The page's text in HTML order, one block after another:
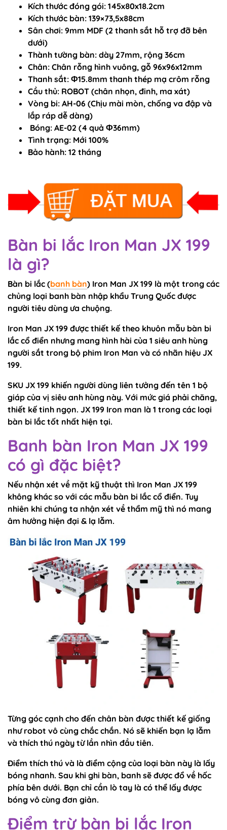
Kích thước đóng gói: 145x80x18.2cm
Kích thước bàn: 139×73,5x88cm
Sân chơi: 9mm MDF (2 thanh sắt hỗ trợ đỡ bên
dưới)
Thành tường bàn: dày 27mm, rộng 36cm
Chân: Chân rỗng hình vuông, gỗ 96x96x12mm
Thanh sắt: Ф15.8mm thanh thép mạ crôm rỗng
Cầu thủ: ROBOT (chân nhọn, đinh, ma xát)
Vòng bi: AH-06 (Chịu mài mòn, chống va đập và
lắp ráp dễ dàng)
Bóng: AE-02 (4 quả Ф36mm)
Tình trạng: Mới 100%
Bảo hành: 12 tháng
Bàn bi lắc Iron Man JX 199
là gì?
Bàn bi lắc (banh bàn) Iron Man JX 199 là một trong các
chủng loại banh bàn nhập khẩu Trung Quốc được
người tiêu dùng ưa chuộng.
Iron Man JX 199 được thiết kế theo khuôn mẫu bàn bi
lắc cổ điển nhưng mang hình hài của 1 siêu anh hùng
người sắt trong bộ phim Iron Man và có nhãn hiệu JX
199.
SKU JX 199 khiến người dùng liên tưởng đến tên 1 bộ
giáp của vị siêu anh hùng này. Với mức giá phải chăng,
thiết kế tinh ngọn. JX 199 Iron man là 1 trong các loại
bàn bi lắc tốt nhất hiện tại.
Banh bàn Iron Man JX 199
có gì đặc biệt?
Nếu nhận xét về mặt kỹ thuật thì Iron Man JX 199
không khác so với các mẫu bàn bi lắc cổ điển. Tuy
nhiên khi chúng ta nhận xét về thẩm mỹ thì nó mang
âm hưởng hiện đại & lạ lẫm.
Từng góc cạnh cho đến chân bàn được thiết kế giống
như robot vô cùng chắc chắn. Nó sẽ khiến bạn lạ lẫm
và thích thú ngày từ lần nhìn đầu tiên.
Điểm thích thú và là điểm cộng của loại bàn này là lấy
bóng nhanh. Sau khi ghi bàn, banh sẽ được đổ về hốc
phía bên dưới. Bạn chỉ cần lò tay là có thể lấy được
bóng vô cùng đơn giản.
Điểm trừ bàn bi lắc Iron